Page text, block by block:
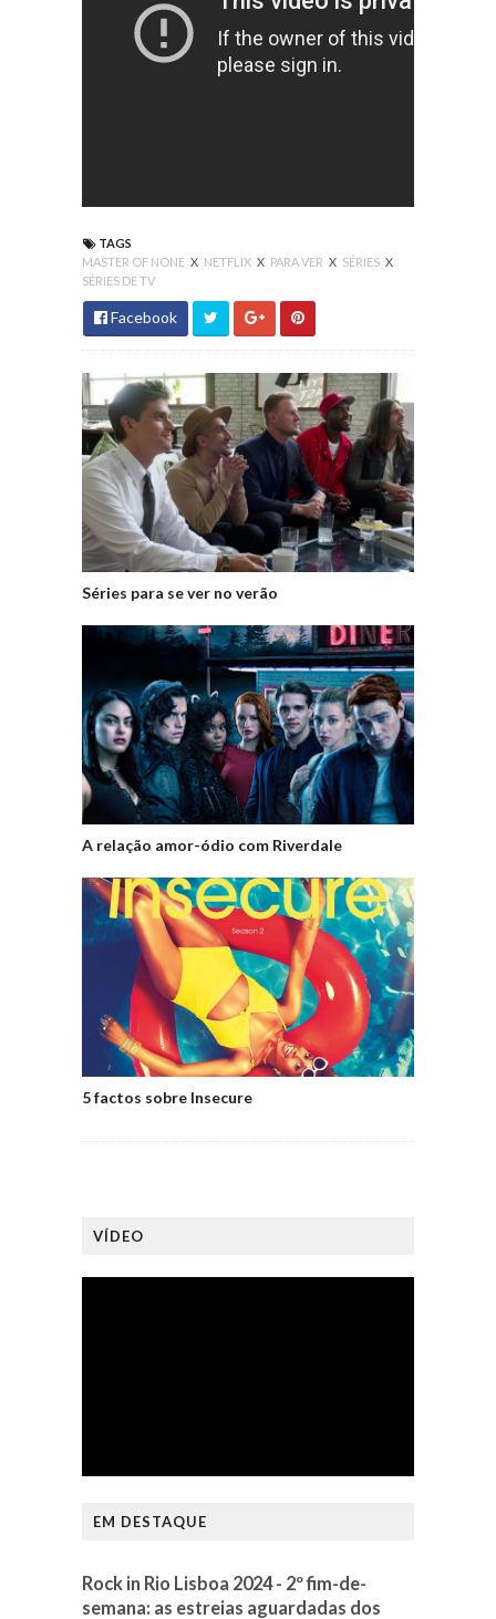
TAGS
MASTER OF NONE X NETFLIX X PARA VER X SÉRIES X
SÉRIES DE TV
Facebook
Séries para se ver no verão
A relação amor-ódio com Riverdale
5 factos sobre Insecure
VÍDEO
EM DESTAQUE
Rock in Rio Lisboa 2024 - 2º fim-de-
semana: as estreias aguardadas dos